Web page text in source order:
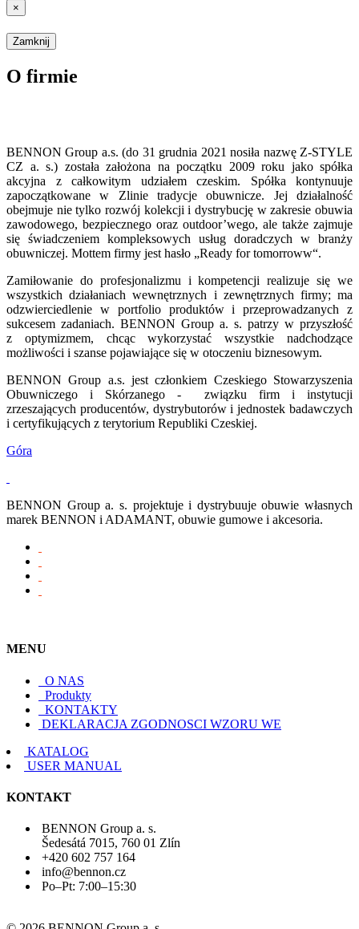
×
Zamknij
O firmie
BENNON Group a.s. (do 31 grudnia 2021 nosiła nazwę Z-STYLE
CZ a. s.) została założona na początku 2009 roku jako spółka
akcyjna z całkowitym udziałem czeskim. Spółka kontynuuje
zapoczątkowane w Zlinie tradycje obuwnicze. Jej działalność
obejmuje nie tylko rozwój kolekcji i dystrybucję w zakresie obuwia
zawodowego, bezpiecznego oraz outdoor’wego, ale także zajmuje
się świadczeniem kompleksowych usług doradczych w branży
obuwniczej. Mottem firmy jest hasło „Ready for tomorroww“.
Zamiłowanie do profesjonalizmu i kompetencji realizuje się we
wszystkich działaniach wewnętrznych i zewnętrznych firmy; ma
odzwierciedlenie w portfolio produktów i przeprowadzanych z
sukcesem zadaniach. BENNON Group a. s. patrzy w przyszłość
z optymizmem, chcąc wykorzystać wszystkie nadchodzące
możliwości i szanse pojawiające się w otoczeniu biznesowym.
BENNON Group a.s. jest członkiem Czeskiego Stowarzyszenia
Obuwniczego i Skórzanego - związku firm i instytucji
zrzeszających producentów, dystrybutorów i jednostek badawczych
i certyfikujących z terytorium Republiki Czeskiej.
Góra
BENNON Group a. s. projektuje i dystrybuuje obuwie własnych
marek BENNON i ADAMANT, obuwie gumowe i akcesoria.
MENU
O NAS
Produkty
KONTAKTY
DEKLARACJA ZGODNOSCI WZORU WE
KATALOG
USER MANUAL
KONTAKT
BENNON Group a. s.
Šedesátá 7015, 760 01 Zlín
+420 602 757 164
info@bennon.cz
Po–Pt: 7:00–15:30